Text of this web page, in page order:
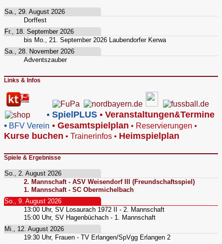
Sa., 29. August 2026
Dorffest
Fr., 18. September 2026
bis Mo., 21. September 2026
Laubendorfer Kerwa
Sa., 28. November 2026
Adventszauber
Links & Infos
• SpielPLUS • Veranstaltungen&Termine
• BFV Verein • Gesamtspielplan • Reservierungen •
Kurse buchen • Trainerinfos • Heimspielplan
Spiele & Ergebnisse
So., 2. August 2026
2. Mannschaft - ASV Weisendorf III (Freundschaftsspiel)
1. Mannschaft - SC Obermichelbach
So., 9. August 2026
13:00 Uhr, SV Losaurach 1972 II - 2. Mannschaft
15:00 Uhr, SV Hagenbüchach - 1. Mannschaft
Mi., 12. August 2026
19:30 Uhr, Frauen - TV Erlangen/SpVgg Erlangen 2